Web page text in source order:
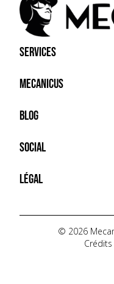
Services
ACHETER
VENDRE
SERVICES PREMIUM
Mecanicus
À PROPOS
HOUSE MECANICUS
CONTACT
Blog
NEWS
VIDÉOS
AUTOPÉDIA
Social
INSTAGRAM
TIKTOK
YOUTUBE
Légal
POLITIQUE DE
© 2026